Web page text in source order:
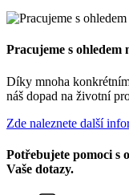
Pracujeme s
Díky mnoha
náš dopad na životní
Zde naleznete další
Potřebujete pomoci s
Vaše dotazy.